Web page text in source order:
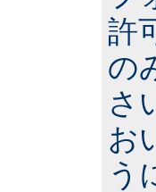
許
の
さ
お
う